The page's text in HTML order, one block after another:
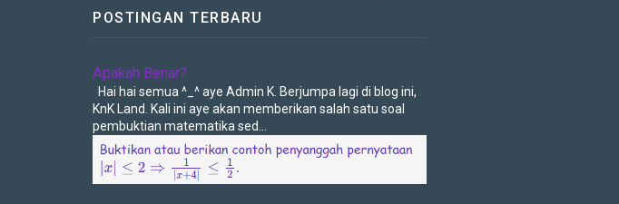
POSTINGAN TERBARU
Apakah Benar?
Hai hai semua ^_^ aye Admin K. Berjumpa lagi di blog ini,
KnK Land. Kali ini aye akan memberikan salah satu soal
pembuktian matematika sed...